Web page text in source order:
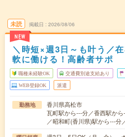
未読
NEW
掲載日 2026/08/06
＼時短×週3日～も叶う／
軟に働ける！高齢者サポ
職種未経験OK 交通費別途支給あり
WEB登録OK 派遣
勤務地
香川県高松市
瓦町駅から---分／香西駅か
／昭和町(香川県)駅から---分